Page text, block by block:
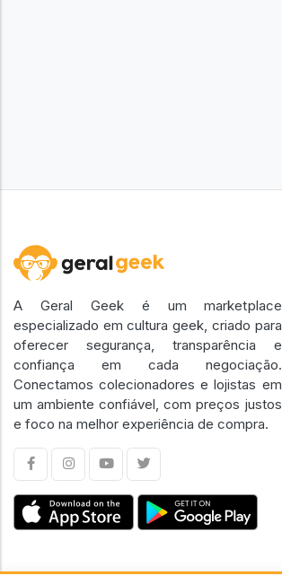
A Geral Geek é um marketplace
especializado em cultura geek, criado para
oferecer segurança, transparência e
confiança em cada negociação.
Conectamos colecionadores e lojistas em
um ambiente confiável, com preços justos
e foco na melhor experiência de compra.